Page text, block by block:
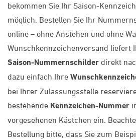
bekommen Sie Ihr Saison-
möglich. Bestellen Sie Ihr
online – ohne Anstehen und ohne
Wunschkennzeichenversand liefert
Saison-Nummernschilder direkt
dazu einfach Ihre
bei Ihrer Zulassungsstelle
bestehende Kennzeichen-Nummer
vorgesehenen Kästchen ein.
Bestellung bitte, dass Sie zum